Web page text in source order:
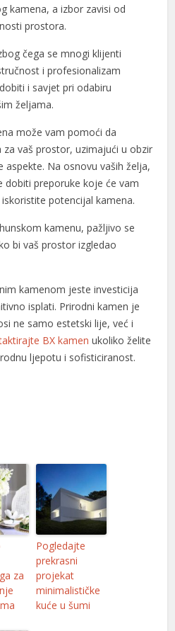
kamena, a izbor zavisi od
prostora.
čega se mnogi klijenti
i profesionalizam
i savjet pri odabiru
željama.
može vam pomoći da
vaš prostor, uzimajući u obzir
aspekte. Na osnovu vaših želja,
preporuke koje će vam
potencijal kamena.
kamenu, pažljivo se
bi vaš prostor izgledao
kamenom jeste investicija
isplati. Prirodni kamen je
ne samo estetski lije, već i
BX kamen ukoliko želite
ljepotu i sofisticiranost.
za
Pogledajte
prekrasni
projekat
minimalističke
kuće u šumi